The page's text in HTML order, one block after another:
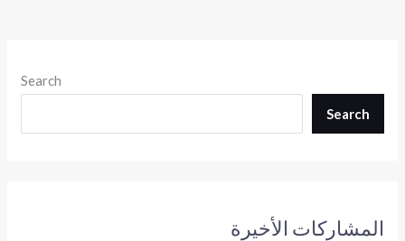
Search
Search
المشاركات الأخيرة